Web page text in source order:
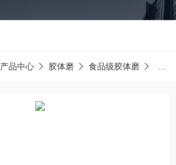
产品中心 胶体磨 食品级胶体磨